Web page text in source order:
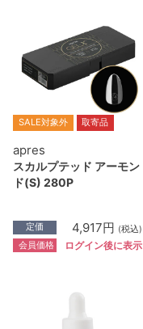
SALE対象外 取寄品
apres
スカルプテッド アーモン
ド(S) 280P
定価 4,917円 (税込)
会員価格 ログイン後に表示